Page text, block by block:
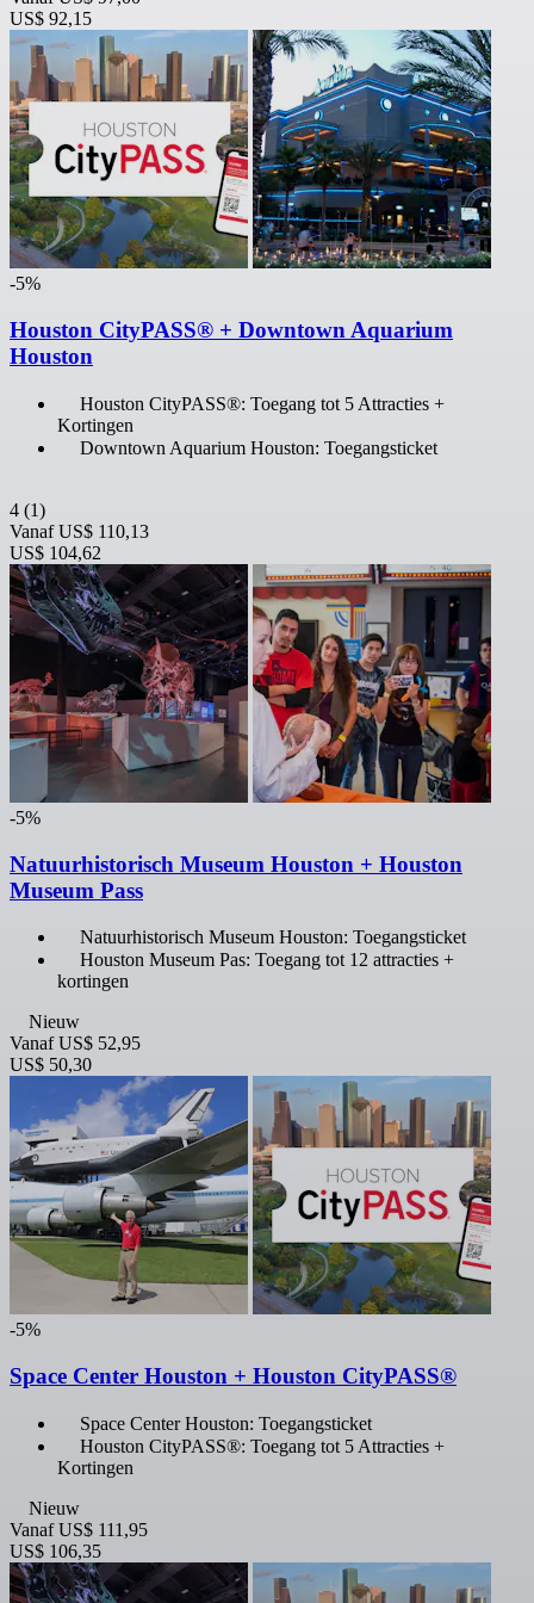
US$ 92,15
-5%
Houston CityPASS® + Downtown Aquarium
Houston
Houston CityPASS®: Toegang tot 5 Attracties +
Kortingen
Downtown Aquarium Houston: Toegangsticket
4 (1)
Vanaf US$ 110,13
US$ 104,62
-5%
Natuurhistorisch Museum Houston + Houston
Museum Pass
Natuurhistorisch Museum Houston: Toegangsticket
Houston Museum Pas: Toegang tot 12 attracties +
kortingen
Nieuw
Vanaf US$ 52,95
US$ 50,30
-5%
Space Center Houston + Houston CityPASS®
Space Center Houston: Toegangsticket
Houston CityPASS®: Toegang tot 5 Attracties +
Kortingen
Nieuw
Vanaf US$ 111,95
US$ 106,35